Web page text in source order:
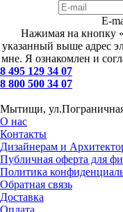
E-
Нажимая на кнопку
указанный выше адрес
мне. Я ознакомлен и
8 495 129 34 07
8 800 500 34 07
Мытищи,
О нас
Контакты
Дизайнерам и
Публичная оферта для
Политика
Обратная связь
Доставка
Оплата